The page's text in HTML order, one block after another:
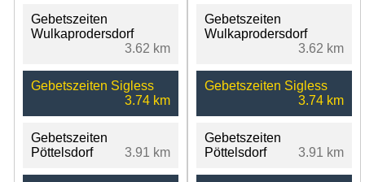
Gebetszeiten
Wulkaprodersdorf
3.62 km
Gebetszeiten Sigless
3.74 km
Gebetszeiten
Pöttelsdorf
3.91 km
Gebetszeiten
Wulkaprodersdorf
3.62 km
Gebetszeiten Sigless
3.74 km
Gebetszeiten
Pöttelsdorf
3.91 km